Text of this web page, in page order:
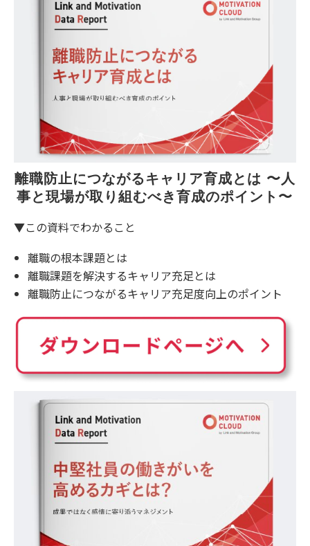
離職防止につながるキャリア育成とは 〜人
事と現場が取り組むべき育成のポイント〜
▼この資料でわかること
離職の根本課題とは
離職課題を解決するキャリア充足とは
離職防止につながるキャリア充足度向上のポイント